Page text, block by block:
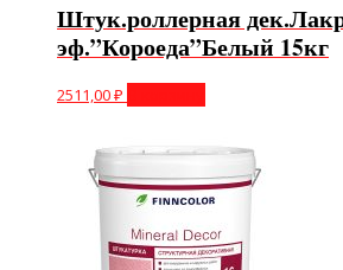
Штук.роллерная
эф.”Короеда”Белый 15кг
2511,00₽